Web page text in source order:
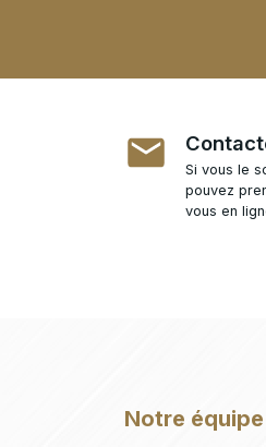
Si vous le
pouvez
vous en
Notre équipe